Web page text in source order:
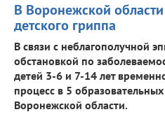
В Воронежской
детского гриппа
В связи с неблагополучной
обстановкой по
детей 3-6 и 7-14 лет
процесс в 5
Воронежской области.